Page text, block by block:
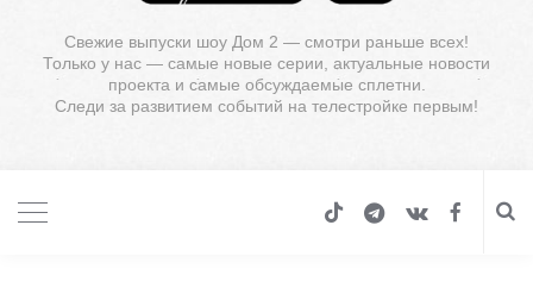
Свежие выпуски шоу Дом 2 — смотри раньше всех!
Только у нас — самые новые серии, актуальные новости
проекта и самые обсуждаемые сплетни.
Следи за развитием событий на телестройке первым!